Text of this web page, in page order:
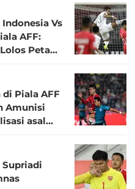
Vs
AFF:
Petaka
Piala AFF
Amunisi
asal
Supriadi